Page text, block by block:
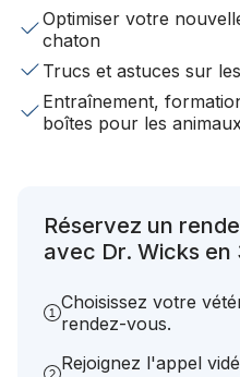
Optimiser votre
chaton
Trucs et astuces sur
Entraînement,
boîtes pour les
Réservez un
avec Dr. Wicks
Choisissez votre
rendez-vous.
Rejoignez l'appel